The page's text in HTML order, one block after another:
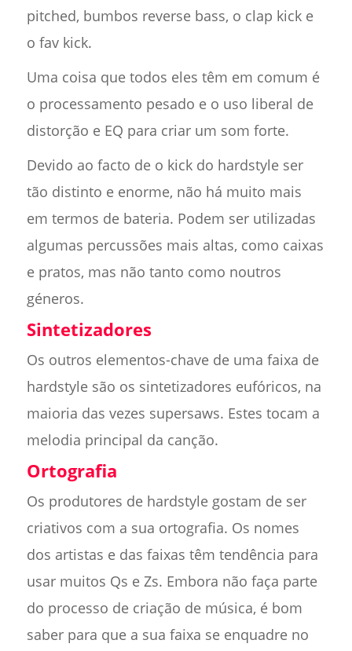
pitched, bumbos reverse bass, o clap kick e
o fav kick.
Uma coisa que todos eles têm em comum é
o processamento pesado e o uso liberal de
distorção e EQ para criar um som forte.
Devido ao facto de o kick do hardstyle ser
tão distinto e enorme, não há muito mais
em termos de bateria. Podem ser utilizadas
algumas percussões mais altas, como caixas
e pratos, mas não tanto como noutros
géneros.
Sintetizadores
Os outros elementos-chave de uma faixa de
hardstyle são os sintetizadores eufóricos, na
maioria das vezes supersaws. Estes tocam a
melodia principal da canção.
Ortografia
Os produtores de hardstyle gostam de ser
criativos com a sua ortografia. Os nomes
dos artistas e das faixas têm tendência para
usar muitos Qs e Zs. Embora não faça parte
do processo de criação de música, é bom
saber para que a sua faixa se enquadre no